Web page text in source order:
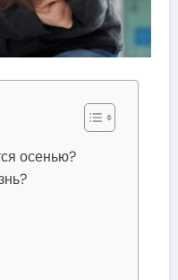
осенью?